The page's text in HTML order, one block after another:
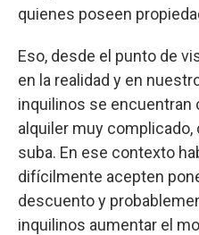
quienes poseen
Eso, desde el punto de
en la realidad y en
inquilinos se encuentran
alquiler muy
suba. En ese contexto
difícilmente acepten
descuento y
inquilinos aumentar el